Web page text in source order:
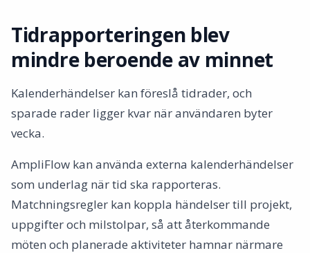
Tidrapporteringen blev
mindre beroende av minnet
Kalenderhändelser kan föreslå tidrader, och
sparade rader ligger kvar när användaren byter
vecka.
AmpliFlow kan använda externa kalenderhändelser
som underlag när tid ska rapporteras.
Matchningsregler kan koppla händelser till projekt,
uppgifter och milstolpar, så att återkommande
möten och planerade aktiviteter hamnar närmare